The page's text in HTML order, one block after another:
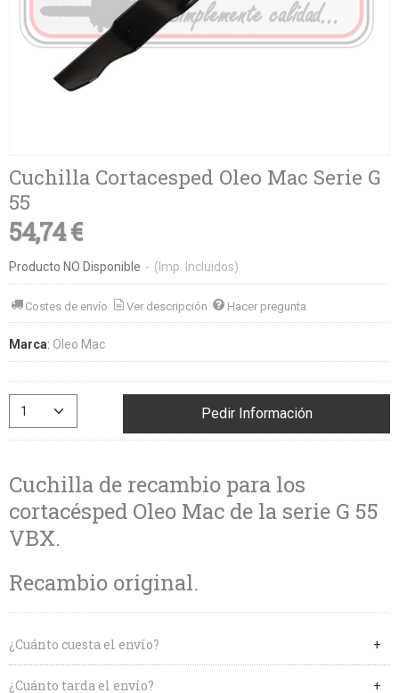
Cuchilla Cortacesped Oleo Mac Serie G
55
54,74 €
Producto NO Disponible - (Imp. Incluidos)
Costes de envío Ver descripción Hacer pregunta
Marca: Oleo Mac
Pedir Información
Cuchilla de recambio para los
cortacésped Oleo Mac de la serie G 55
VBX.
Recambio original.
¿Cuánto cuesta el envío?
¿Cuánto tarda el envío?